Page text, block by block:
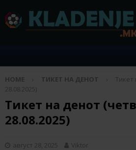
HOME ТИКЕТ НА ДЕНОТ
28.08.2025)
Тикет на денот
28.08.2025)
август 28, 2025 Viktor